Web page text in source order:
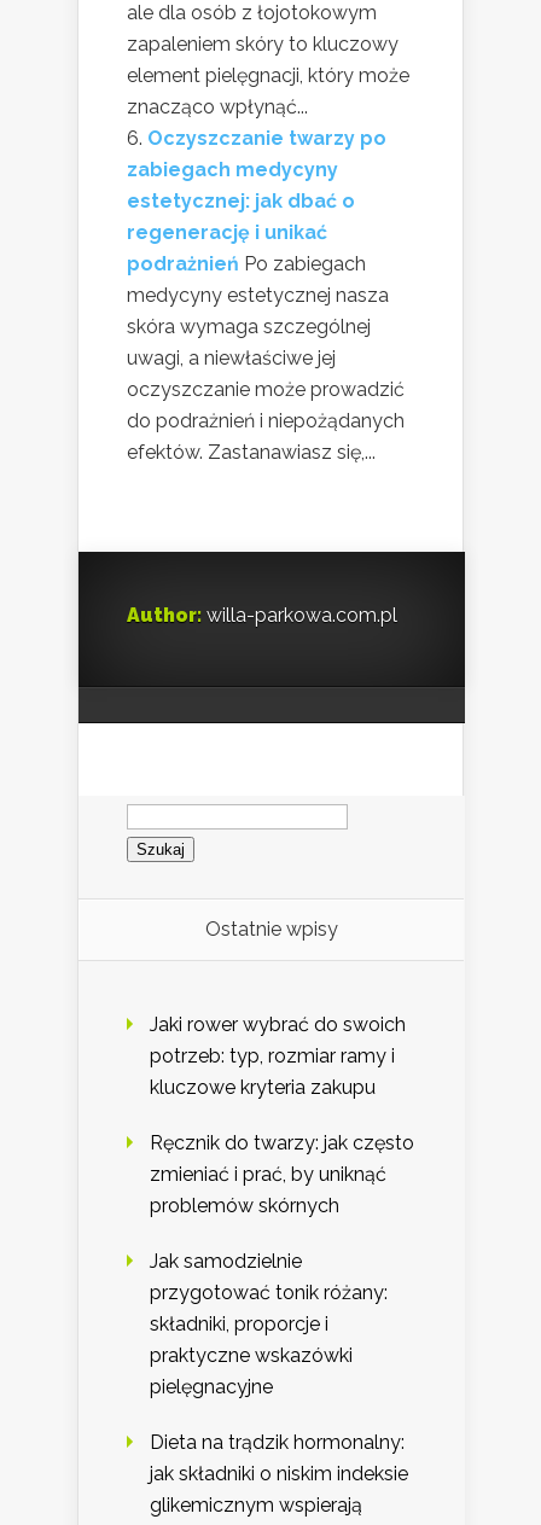
ale dla osób z łojotokowym
zapaleniem skóry to kluczowy
element pielęgnacji, który może
znacząco wpłynąć...
Oczyszczanie twarzy po
zabiegach medycyny
estetycznej: jak dbać o
regenerację i unikać
podrażnień Po zabiegach
medycyny estetycznej nasza
skóra wymaga szczególnej
uwagi, a niewłaściwe jej
oczyszczanie może prowadzić
do podrażnień i niepożądanych
efektów. Zastanawiasz się,...
Author: willa-parkowa.com.pl
Szukaj:
Ostatnie wpisy
Jaki rower wybrać do swoich
potrzeb: typ, rozmiar ramy i
kluczowe kryteria zakupu
Ręcznik do twarzy: jak często
zmieniać i prać, by uniknąć
problemów skórnych
Jak samodzielnie
przygotować tonik różany:
składniki, proporcje i
praktyczne wskazówki
pielęgnacyjne
Dieta na trądzik hormonalny:
jak składniki o niskim indeksie
glikemicznym wspierają